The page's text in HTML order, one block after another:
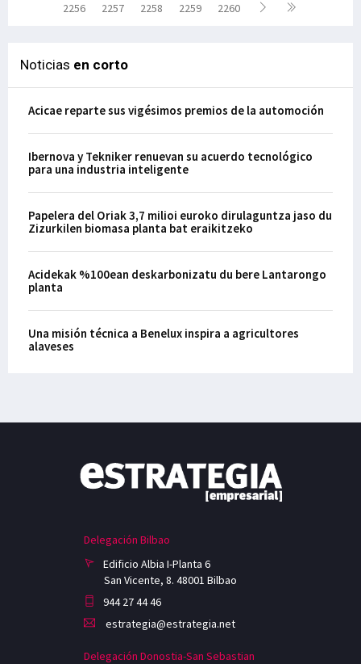
2256
2257 2258 2259 2260
Noticias en corto
Acicae reparte sus vigésimos premios de la automoción
Ibernova y Tekniker renuevan su acuerdo tecnológico
para una industria inteligente
Papelera del Oriak 3,7 milioi euroko dirulaguntza jaso du
Zizurkilen biomasa planta bat eraikitzeko
Acidekak %100ean deskarbonizatu du bere Lantarongo
planta
Una misión técnica a Benelux inspira a agricultores
alaveses
Delegación Bilbao
Edificio Albia I-Planta 6
San Vicente, 8. 48001 Bilbao
944 27 44 46
estrategia@estrategia.net
Delegación Donostia-San Sebastian